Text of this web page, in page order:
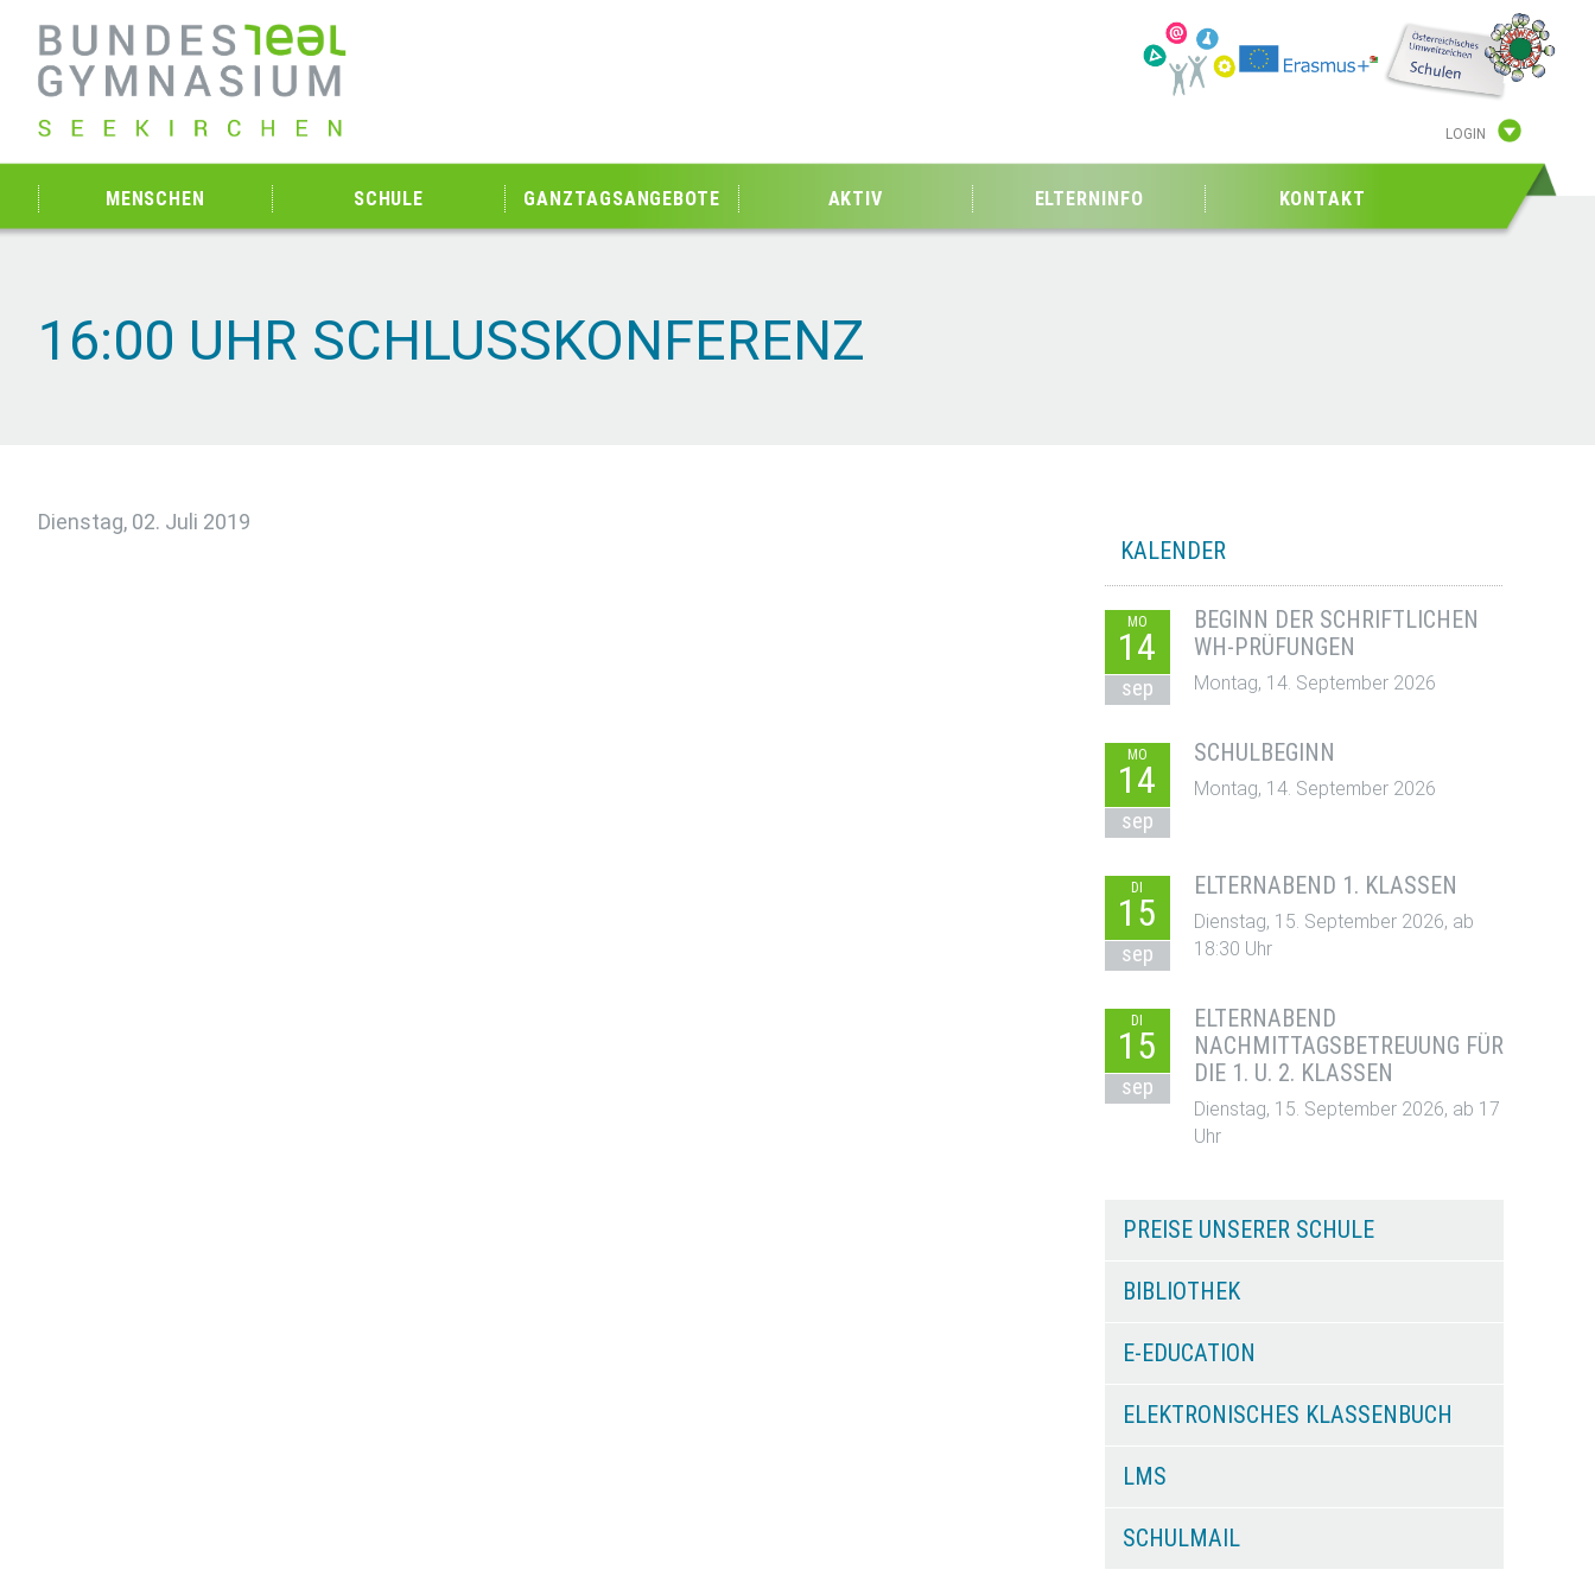
LOGIN
MENSCHEN SCHULE GANZTAGSANGEBOTE AKTIV ELTERNINFO KONTAKT
16:00 UHR SCHLUSSKONFERENZ
Dienstag, 02. Juli 2019
KALENDER
MO
14
sep
BEGINN DER SCHRIFTLICHEN
WH-PRÜFUNGEN
Montag, 14. September 2026
MO
14
sep
SCHULBEGINN
Montag, 14. September 2026
DI
15
sep
ELTERNABEND 1. KLASSEN
Dienstag, 15. September 2026, ab
18:30 Uhr
DI
15
sep
ELTERNABEND
NACHMITTAGSBETREUUNG FÜR
DIE 1. U. 2. KLASSEN
Dienstag, 15. September 2026, ab 17
Uhr
PREISE UNSERER SCHULE
BIBLIOTHEK
E-EDUCATION
ELEKTRONISCHES KLASSENBUCH
LMS
SCHULMAIL